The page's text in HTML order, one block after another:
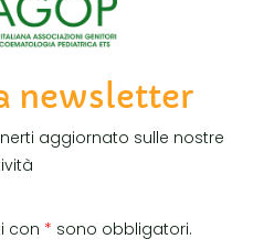
newsletter
aggiornato sulle nostre
con * sono obbligatori.